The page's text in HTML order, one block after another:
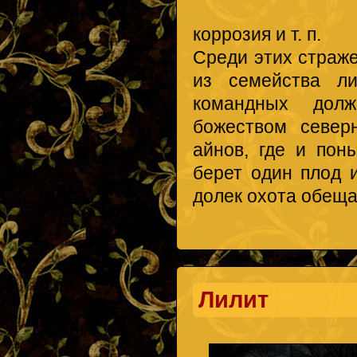
коррозия и т. п.
Среди этих
из семейства
командных
божеством
айнов, где и
берет один плод
долек охота
Лилит